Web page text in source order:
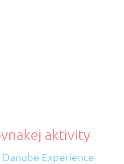
aktivity
Experience